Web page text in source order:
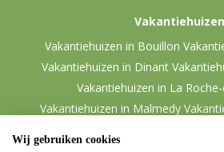
Vakantiehuizen
Vakantiehuizen in Bouillon
Vakantiehuizen in Dinant
Vakantiehuizen in La
Vakantiehuizen in Malmedy
Wij gebruiken cookies